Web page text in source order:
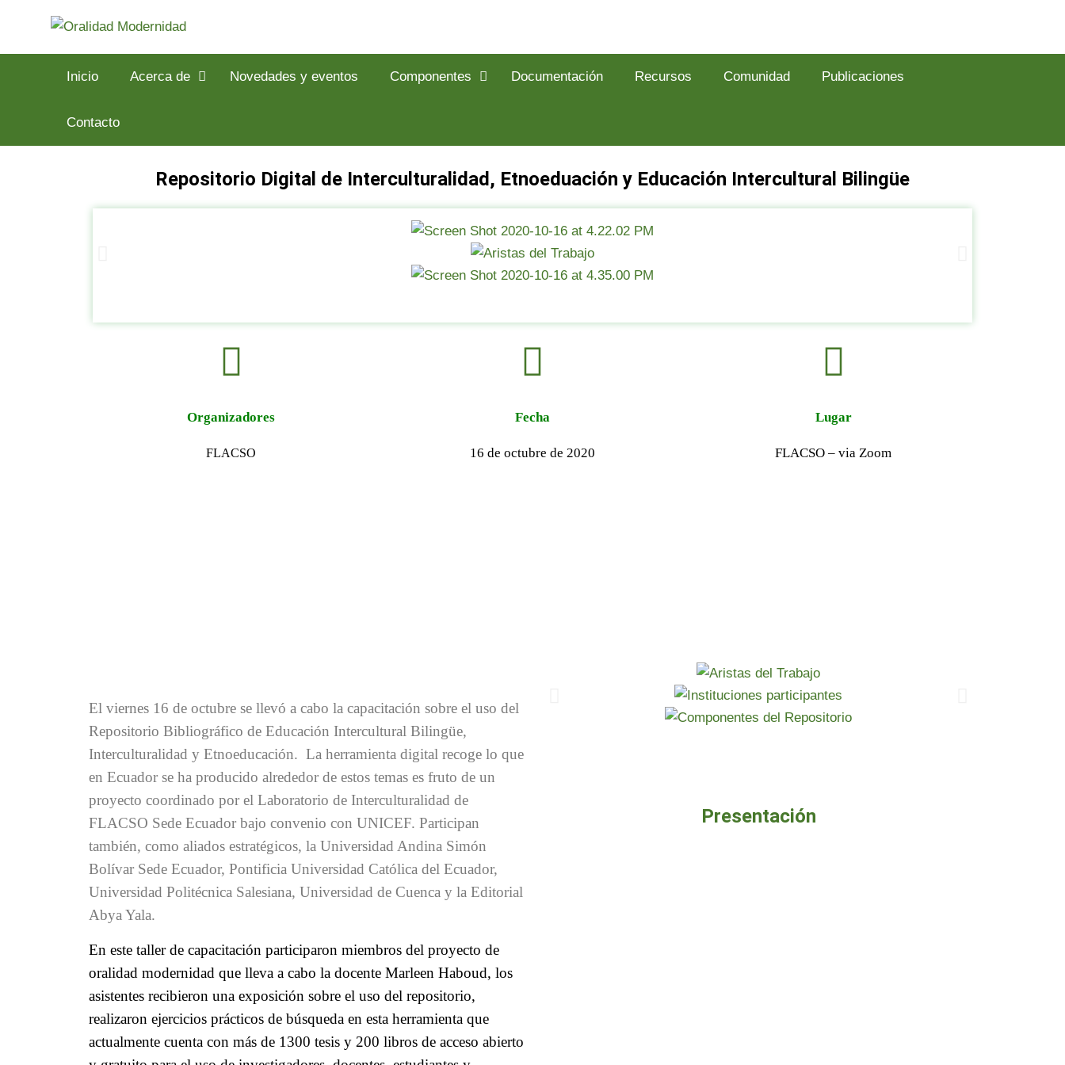
Inicio Acerca de Novedades y eventos Componentes Documentación Recursos Comunidad Publicaciones
Contacto
Repositorio Digital de Interculturalidad, Etnoeduación y Educación Intercultural Bilingüe
Organizadores
FLACSO
Fecha
16 de octubre de 2020
Lugar
FLACSO – via Zoom
El viernes 16 de octubre se llevó a cabo la capacitación sobre el uso del
Repositorio Bibliográfico de Educación Intercultural Bilingüe,
Interculturalidad y Etnoeducación. La herramienta digital recoge lo que
en Ecuador se ha producido alrededor de estos temas es fruto de un
proyecto coordinado por el Laboratorio de Interculturalidad de
FLACSO Sede Ecuador bajo convenio con UNICEF. Participan
también, como aliados estratégicos, la Universidad Andina Simón
Bolívar Sede Ecuador, Pontificia Universidad Católica del Ecuador,
Universidad Politécnica Salesiana, Universidad de Cuenca y la Editorial
Abya Yala.
En este taller de capacitación participaron miembros del proyecto de
oralidad modernidad que lleva a cabo la docente Marleen Haboud, los
asistentes recibieron una exposición sobre el uso del repositorio,
realizaron ejercicios prácticos de búsqueda en esta herramienta que
actualmente cuenta con más de 1300 tesis y 200 libros de acceso abierto
Presentación